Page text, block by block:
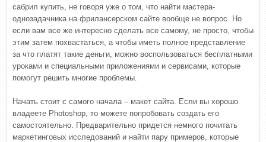
сабрил купить, не говоря уже о том, что найти мастера-
однозадачника на фрилансерском сайте вообще не вопрос. Но
если вам все же интересно сделать все самому, не просто, чтобы
этим затем похвастаться, а чтобы иметь полное представление
за что платят такие деньги, можно воспользоваться бесплатными
уроками и специальными приложениями и сервисами, которые
помогут решить многие проблемы.
Начать стоит с самого начала – макет сайта. Если вы хорошо
владеете Photoshop, то можете попробовать создать его
самостоятельно. Предварительно придется немного почитать
маркетинговых исследований и найти пару примеров, которые